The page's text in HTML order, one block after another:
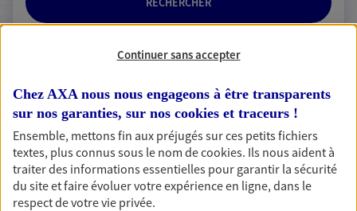
2 résultats correspondent à votre
recherche
Passer les
résultats
Liste Carte
Continuer sans accepter
Chez AXA nous nous engageons à être transparents
sur nos garanties, sur nos cookies et traceurs !
Ensemble, mettons fin aux préjugés sur ces petits fichiers
textes, plus connus sous le nom decookies. Ils nous aident à
traiter des informations essentielles pour garantir la sécurité
du site et faire évoluer votre expérience en ligne, dans le
respect de votre vie privée.